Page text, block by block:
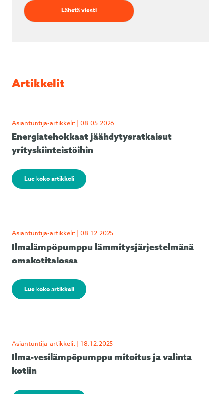
Artikkelit
Asiantuntija-artikkelit | 08.05.2026
Energiatehokkaat jäähdytysratkaisut
yrityskiinteistöihin
Lue koko artikkeli
Asiantuntija-artikkelit | 08.12.2025
Ilmalämpöpumppu lämmitysjärjestelmänä
omakotitalossa
Lue koko artikkeli
Asiantuntija-artikkelit | 18.12.2025
Ilma-vesilämpöpumppu mitoitus ja valinta
kotiin